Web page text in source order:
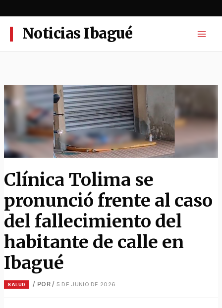
al
contenidoNoticias Ibagué
Clínica Tolima se
pronunció frente al caso
del fallecimiento del
habitante de calle en
Ibagué
SALUD / POR / 5 DE JUNIO DE 2026